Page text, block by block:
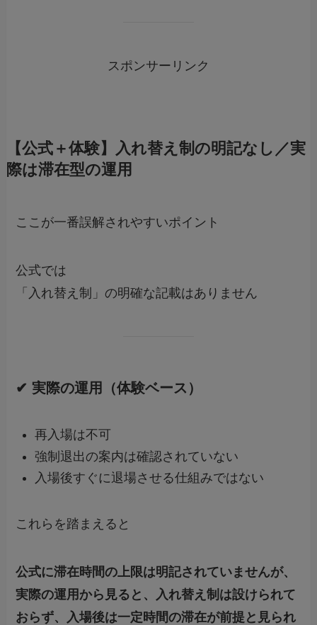
スポンサーリンク
【公式＋体験】入れ替え制の明記なし／実
際は滞在型の運用
ここが一番誤解されやすいポイント
公式では
「入れ替え制」の明確な記載はありません
✔ 実際の運用（体験ベース）
再入場は不可
強制退出の案内は確認されていない
入場後すぐに退場させる仕組みではない
これらを踏まえると
公式に滞在時間の上限は明記されていませんが、
実際の運用から見ると、入れ替え制は設けられて
おらず、入場後は一定時間の滞在が前提と見られ